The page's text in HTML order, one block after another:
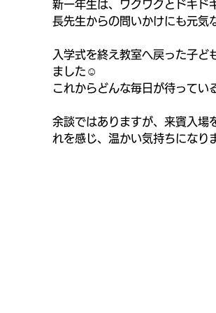
新一年生は、ワクワクとドキド
長先生からの問いかけにも元気
入学式を終え教室へ戻った子ど
ました☺️
これからどんな毎日が待ってい
余談ではありますが、来賓入場
れを感じ、温かい気持ちになり